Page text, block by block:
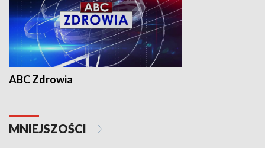
ABC Zdrowia
MNIEJSZOŚCI